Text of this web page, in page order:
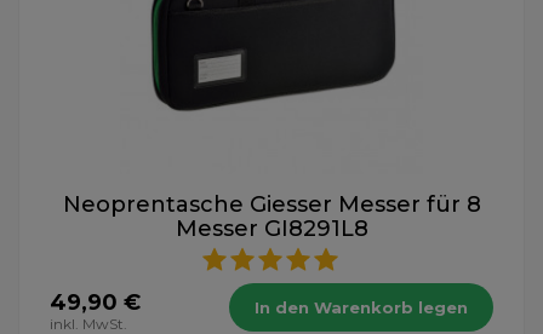
Neoprentasche Giesser Messer für 8
Messer GI8291L8
49,90 €
inkl. MwSt.
In den Warenkorb legen